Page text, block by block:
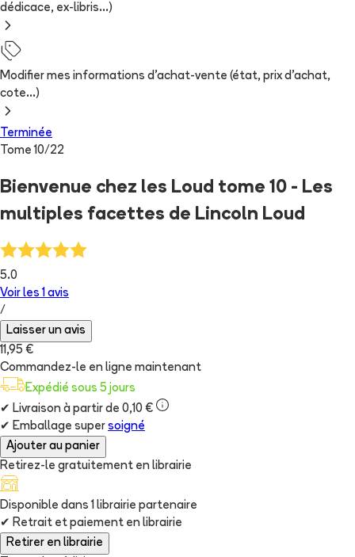
dédicace, ex-libris...)
Modifier mes informations d'achat-vente (état, prix d'achat,
cote...)
Terminée
Tome 10/22
Bienvenue chez les Loud tome 10 - Les
multiples facettes de Lincoln Loud
5.0
Voir les 1 avis
/
Laisser un avis
11,95 €
Commandez-le en ligne maintenant
Expédié sous 5 jours
✔ Livraison à partir de 0,10 €
✔ Emballage super soigné
Ajouter au panier
Retirez-le gratuitement en librairie
Disponible dans 1 librairie partenaire
✔ Retrait et paiement en librairie
Retirer en librairie